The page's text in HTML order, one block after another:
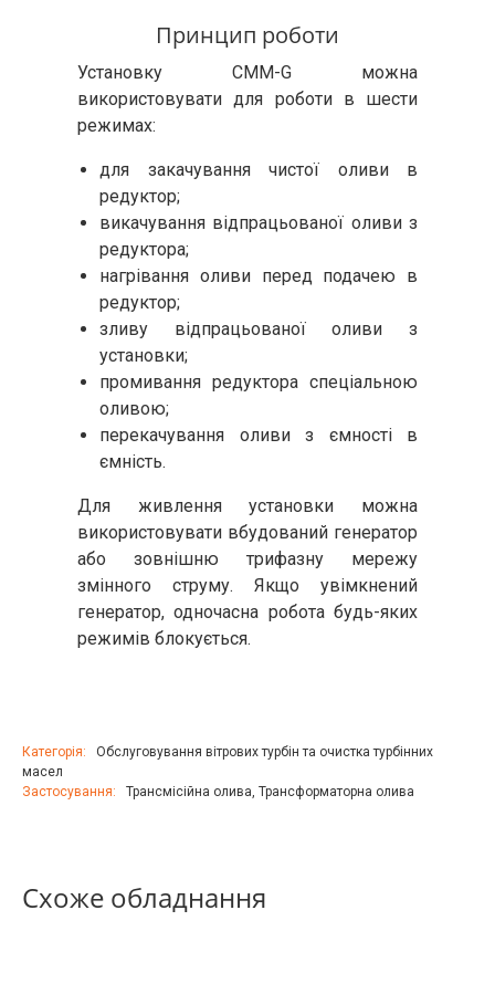
Принцип роботи
Установку CMM-G можна
використовувати для роботи в шести
режимах:
для закачування чистої оливи в
редуктор;
викачування відпрацьованої оливи з
редуктора;
нагрівання оливи перед подачею в
редуктор;
зливу відпрацьованої оливи з
установки;
промивання редуктора спеціальною
оливою;
перекачування оливи з ємності в
ємність.
Для живлення установки можна
використовувати вбудований генератор
або зовнішню трифазну мережу
змінного струму. Якщо увімкнений
генератор, одночасна робота будь-яких
режимів блокується.
Категорія:
Обслуговування вітрових турбін та очистка турбінних
масел
Застосування:
Трансмісійна олива, Трансформаторна олива
Схоже обладнання